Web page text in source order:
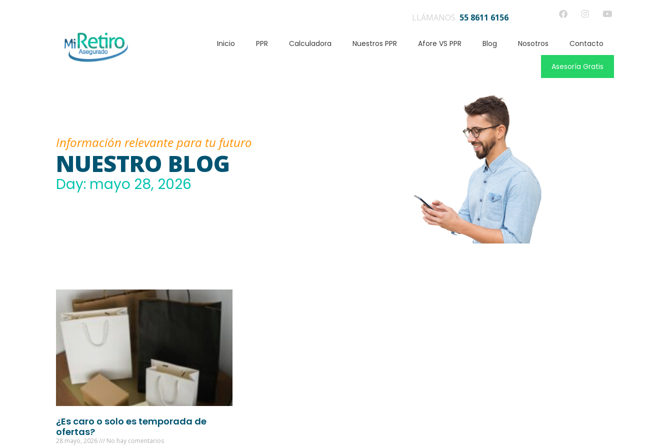
LLÁMANOS 55 8611 6156
Inicio PPR Calculadora Nuestros PPR Afore VS PPR Blog Nosotros Contacto
Asesoría Gratis
Información relevante para tu futuro
NUESTRO BLOG
Day: mayo 28, 2026
¿Es caro o solo es temporada de
ofertas?
28 mayo, 2026 No hay comentarios